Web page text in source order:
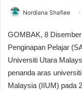
Nordiana Shafiee
GOMBAK, 8
Penginapan Pelajar
Universiti Utara
penanda aras
Malaysia (IIUM) pada